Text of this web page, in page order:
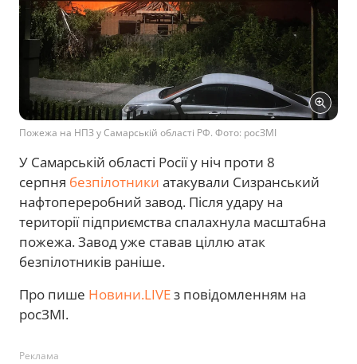
Пожежа на НПЗ у Самарській області РФ. Фото: росЗМІ
У Самарській області Росії у ніч проти 8
серпня безпілотники атакували Сизранський
нафтопереробний завод. Після удару на
території підприємства спалахнула масштабна
пожежа. Завод уже ставав ціллю атак
безпілотників раніше.
Про пише Новини.LIVEз повідомленням на
росЗМІ.
Реклама